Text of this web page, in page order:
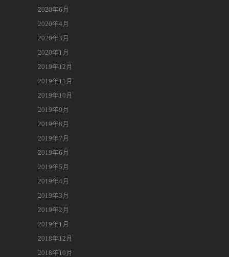
2020年6月
2020年4月
2020年3月
2020年1月
2019年12月
2019年11月
2019年10月
2019年9月
2019年8月
2019年7月
2019年6月
2019年5月
2019年4月
2019年3月
2019年2月
2019年1月
2018年12月
2018年10月